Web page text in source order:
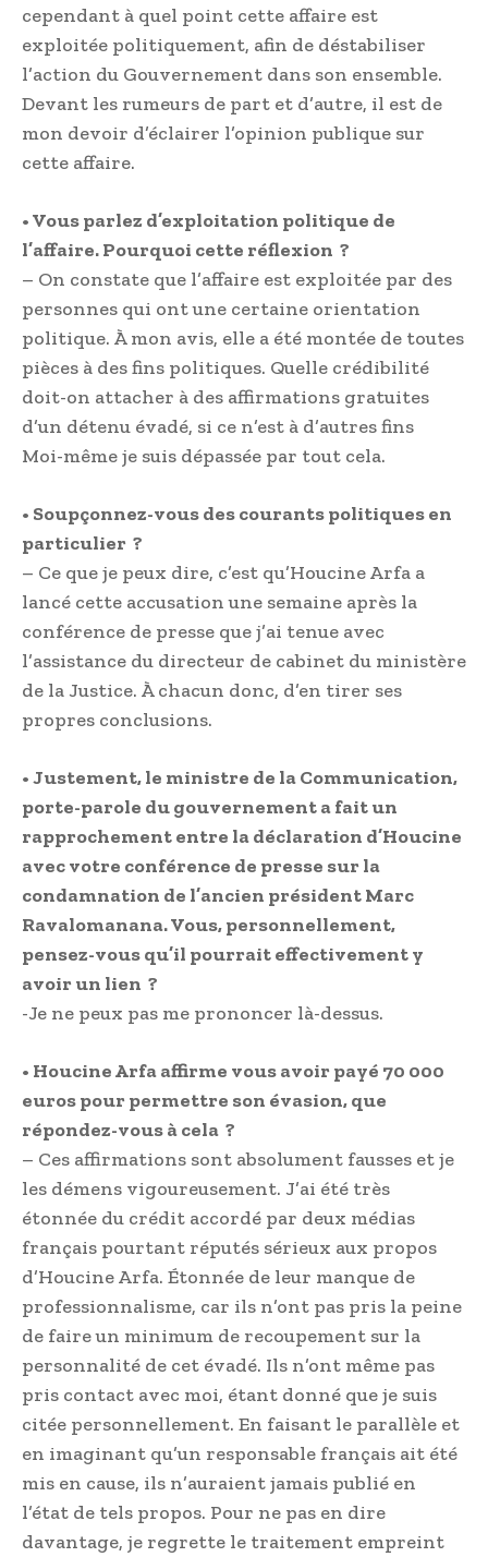
cependant à quel point cette affaire est
exploitée politiquement, afin de déstabiliser
l’action du Gouvernement dans son ensemble.
Devant les rumeurs de part et d’autre, il est de
mon devoir d’éclairer l’opinion publique sur
cette affaire.
• Vous parlez d’exploitation politique de
l’affaire. Pourquoi cette réflexion ?
– On constate que l’affaire est exploitée par des
personnes qui ont une certaine orientation
politique. À mon avis, elle a été montée de toutes
pièces à des fins politiques. Quelle crédibilité
doit-on attacher à des affirmations gratuites
d’un détenu évadé, si ce n’est à d’autres fins
Moi-même je suis dépassée par tout cela.
• Soupçonnez-vous des courants politiques en
particulier ?
– Ce que je peux dire, c’est qu’Houcine Arfa a
lancé cette accusation une semaine après la
conférence de presse que j’ai tenue avec
l’assistance du directeur de cabinet du ministère
de la Justice. À chacun donc, d’en tirer ses
propres conclusions.
• Justement, le ministre de la Communication,
porte-parole du gouvernement a fait un
rapprochement entre la déclaration d’Houcine
avec votre conférence de presse sur la
condamnation de l’ancien président Marc
Ravalomanana. Vous, personnellement,
pensez-vous qu’il pourrait effectivement y
avoir un lien ?
-Je ne peux pas me prononcer là-dessus.
• Houcine Arfa affirme vous avoir payé 70 000
euros pour permettre son évasion, que
répondez-vous à cela ?
– Ces affirmations sont absolument fausses et je
les démens vigoureusement. J’ai été très
étonnée du crédit accordé par deux médias
français pourtant réputés sérieux aux propos
d’Houcine Arfa. Étonnée de leur manque de
professionnalisme, car ils n’ont pas pris la peine
de faire un minimum de recoupement sur la
personnalité de cet évadé. Ils n’ont même pas
pris contact avec moi, étant donné que je suis
citée personnellement. En faisant le parallèle et
en imaginant qu’un responsable français ait été
mis en cause, ils n’auraient jamais publié en
l’état de tels propos. Pour ne pas en dire
davantage, je regrette le traitement empreint